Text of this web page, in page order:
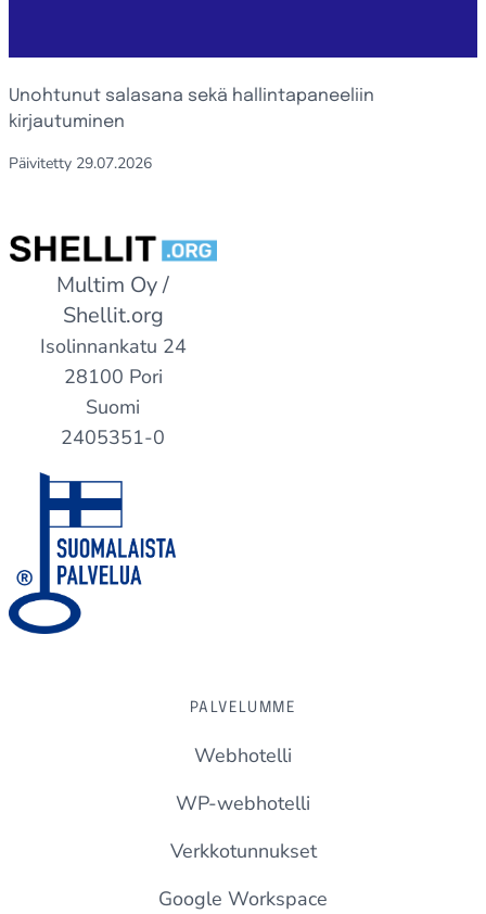
Unohtunut salasana sekä hallintapaneeliin
kirjautuminen
Päivitetty 29.07.2026
Multim Oy /
Shellit.org
Isolinnankatu 24
28100 Pori
Suomi
2405351-0
PALVELUMME
Webhotelli
WP-webhotelli
Verkkotunnukset
Google Workspace